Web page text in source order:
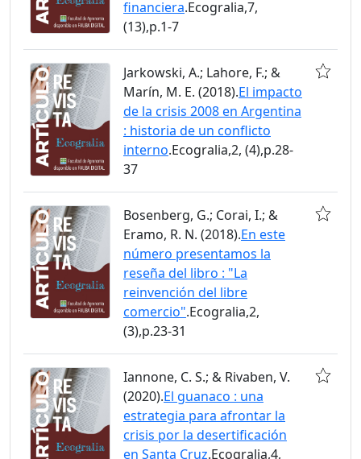
financiera.Ecogralia,7,
(13),p.1-7
Jarkowski, A.; Lahore, F.; &
Marín, M. E. (2018).El impacto
de la crisis 2008 en Argentina
: historia de un conflicto
interno.Ecogralia,2, (4),p.28-
37
Bosenberg, G.; Corai, I.; &
Eramo, R. N. (2018).En este
número presentamos la
reseña del libro : "La
reinvención del libre
comercio".Ecogralia,2,
(3),p.23-31
Iannone, C. S.; & Rivaben, V.
(2020).El guanaco : una
estrategia para afrontar la
crisis por la desertificación
en Santa Cruz.Ecogralia,4,